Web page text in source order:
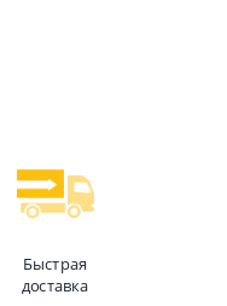
Быстрая
доставка